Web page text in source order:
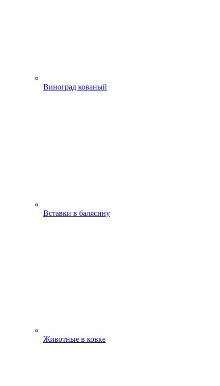
Виноград кованый
Вставки в балясину
Животные в ковке